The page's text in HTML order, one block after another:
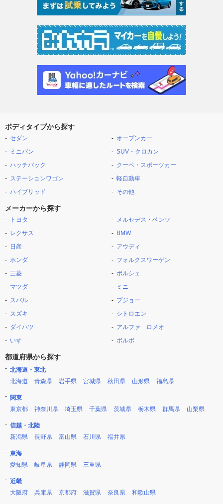
ボディタイプから探す
セダン
ミニバン
ハッチバック
ステーションワゴン
ハイブリッド
オープンカー
SUV・クロカン
クーペ・スポーツカー
軽自動車
その他
メーカーから探す
トヨタ
レクサス
日産
ホンダ
三菱
マツダ
スバル
スズキ
ダイハツ
いすゞ
メルセデス・ベンツ
BMW
アウディ
フォルクスワーゲン
ポルシェ
ミニ
プジョー
シトロエン
アルファ ロメオ
ボルボ
都道府県から探す
北海道・東北
北海道
青森県 岩手県 宮城県 秋田県 山形県 福島県
関東
東京都
神奈川県 埼玉県 千葉県 茨城県 栃木県 群馬県 山梨県
信越・北陸
新潟県
長野県 富山県 石川県 福井県
東海
愛知県
岐阜県 静岡県 三重県
近畿
大阪府
兵庫県 京都府 滋賀県 奈良県 和歌山県